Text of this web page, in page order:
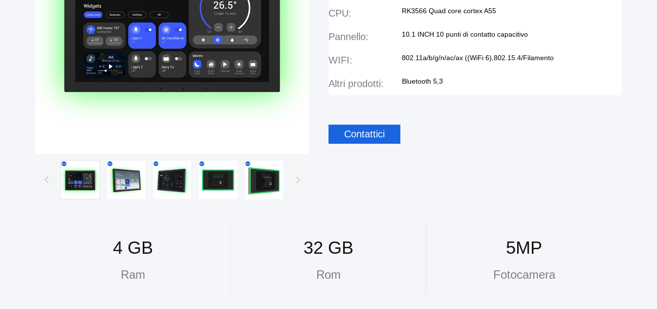
CPU: RK3566 Quad core cortex A55
Pannello: 10.1 INCH 10 punti di contatto capacitivo
WIFI: 802.11a/b/g/n/ac/ax ((WiFi 6),802.15.4/Filamento
Altri prodotti: Bluetooth 5,3
Contattici
4 GB
Ram
32 GB
Rom
5MP
Fotocamera